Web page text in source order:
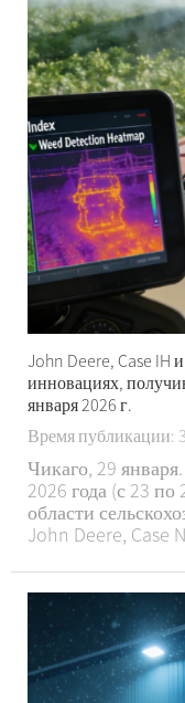
John Deere, Case IH
инновациях,
января 2026 г.
Время публикации:
Чикаго, 29
2026 года (с 23
области
John Deere, Case
газет,
дебютах
движения, все...